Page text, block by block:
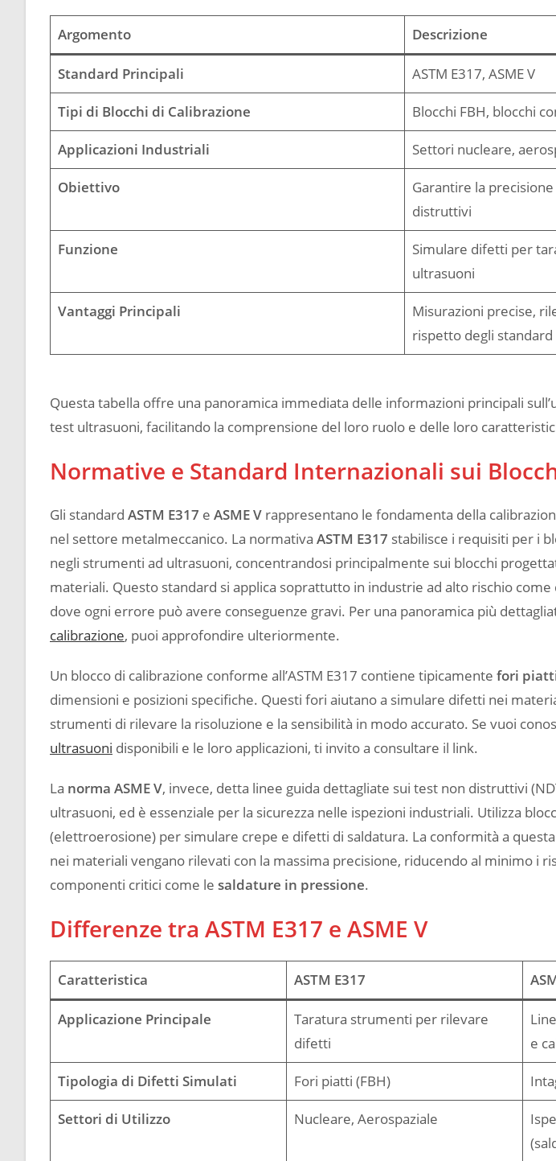
Argomento Descrizione
Standard Principali ASTM E317, ASME V
Tipi di Blocchi di Calibrazione Blocchi FBH, blocchi
Applicazioni Industriali Settori nucleare,
Obiettivo
Garantire la
distruttivi
Funzione
Simulare difetti per
ultrasuoni
Vantaggi Principali
Misurazioni precise,
rispetto degli
Questa tabella offre una panoramica immediata delle informazioni principali
test ultrasuoni, facilitando la comprensione del loro ruolo e delle loro
Normative e Standard Internazionali sui
Gli standard ASTM E317 e ASME V rappresentano le fondamenta della
nel settore metalmeccanico. La normativa ASTM E317 stabilisce i requisiti per i
negli strumenti ad ultrasuoni, concentrandosi principalmente sui blocchi
materiali. Questo standard si applica soprattutto in industrie ad alto rischio come
dove ogni errore può avere conseguenze gravi. Per una panoramica più
calibrazione, puoi approfondire ulteriormente.
Un blocco di calibrazione conforme all’ASTM E317 contiene tipicamente fori
dimensioni e posizioni specifiche. Questi fori aiutano a simulare difetti nei
strumenti di rilevare la risoluzione e la sensibilità in modo accurato. Se vuoi
ultrasuoni disponibili e le loro applicazioni, ti invito a consultare il link.
La norma ASME V, invece, detta linee guida dettagliate sui test non distruttivi
ultrasuoni, ed è essenziale per la sicurezza nelle ispezioni industriali. Utilizza
(elettroerosione) per simulare crepe e difetti di saldatura. La conformità a
nei materiali vengano rilevati con la massima precisione, riducendo al minimo i
componenti critici come le saldature in pressione.
Differenze tra ASTM E317 e ASME V
Caratteristica ASTM E317
Applicazione Principale
Taratura strumenti per rilevare
difetti
e
Tipologia di Difetti Simulati Fori piatti (FBH)
Settori di Utilizzo Nucleare, Aerospaziale